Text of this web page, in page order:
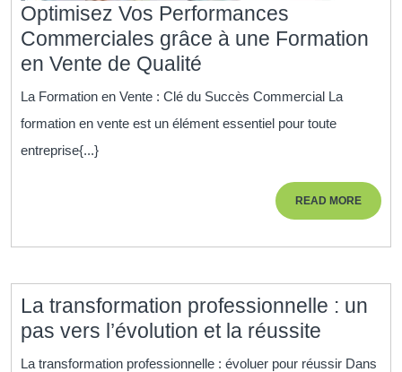
Optimisez Vos Performances
Commerciales grâce à une Formation
en Vente de Qualité
Vos
Performances
Commerciales
Vente
de
Qualité
La Formation en Vente : Clé du Succès Commercial La
formation en vente est un élément essentiel pour toute
entreprise{...}
READ MOREREAD
MORE
La transformation professionnelle : un
pas vers l’évolution et la réussite
La transformation professionnelle : évoluer pour réussir Dans